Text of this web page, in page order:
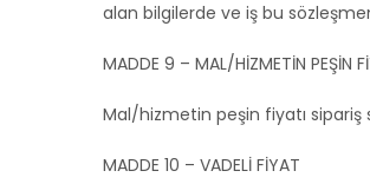
alan bilgilerde ve iş bu
MADDE 9 – MAL/HİZMETİN PEŞİN
Mal/hizmetin peşin fiyatı
MADDE 10 – VADELİ FİYAT